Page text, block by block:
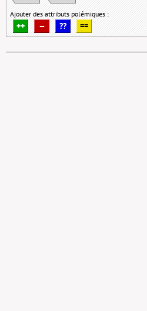
Ajouter des attributs polémiques :
++ -- ?? ==